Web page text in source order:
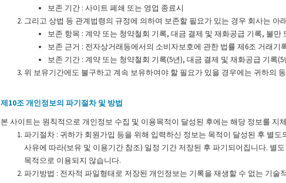
보존 기간 : 사이트 폐쇄 또는 영업 종료시
그리고 상법 등 관계법령의 규정에 의하여 보존할 필요가 있는 경우 회사는
보존 항목 : 계약 또는 청약철회 기록, 대금 결제 및 재화공급 기록, 불만
보존 근거 : 전자상거래등에서의 소비자보호에 관한 법률 제6조 거래기
보존 기간 : 계약 또는 청약철회 기록(5년), 대금 결제 및 재화공급 기록
위 보유기간에도 불구하고 계속 보유하여야 할 필요가 있을 경우에는 귀하의
제10조 개인정보의 파기절차 및 방법
본 사이트는 원칙적으로 개인정보 수집 및 이용목적이 달성된 후에는 해당 정보를 지
파기절차 : 귀하가 회원가입 등을 위해 입력하신 정보는 목적이 달성된 후 별
사유에 따라(보유 및 이용기간 참조) 일정 기간 저장된 후 파기되어집니다. 별
목적으로 이용되지 않습니다.
파기방법 : 전자적 파일형태로 저장된 개인정보는 기록을 재생할 수 없는 기술